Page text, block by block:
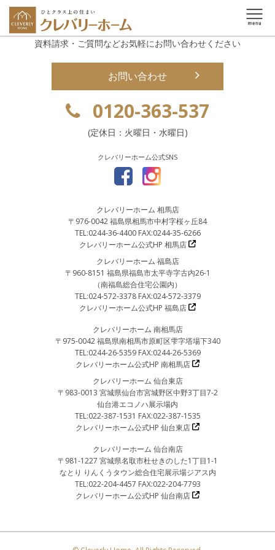
資料請求・ご質問などお気軽にお問い合わせください
お問い合わせ
0120-363-537
(定休日：火曜日・水曜日)
クレバリーホーム公式SNS
クレバリーホーム 相馬店
〒976-0042 福島県相馬市中村字桜ヶ丘84
TEL:0244-36-4400 FAX:0244-35-6266
クレバリーホーム公式HP 相馬店
クレバリーホーム 福島店
〒960-8151 福島県福島市太平寺字古内26-1
（南福島総合住宅公園内）
TEL:024-572-3378 FAX:024-572-3379
クレバリーホーム公式HP 福島店
クレバリーホーム 南相馬店
〒975-0042 福島県南相馬市原町区雫字塔場下340
TEL:0244-26-5359 FAX:0244-26-5369
クレバリーホーム公式HP 南相馬店
クレバリーホーム 仙台東店
〒983-0013 宮城県仙台市宮城野区中野3丁目7-2
仙台港エコノハ展示場内
TEL:022-387-1531 FAX:022-387-1535
クレバリーホーム公式HP 仙台東店
クレバリーホーム 仙台南店
〒981-1227 宮城県名取市杜せきのした1丁目1-1
なとり りんくうタウン総合住宅展示場ジアス内
TEL:022-204-4457 FAX:022-204-7793
クレバリーホーム公式HP 仙台南店